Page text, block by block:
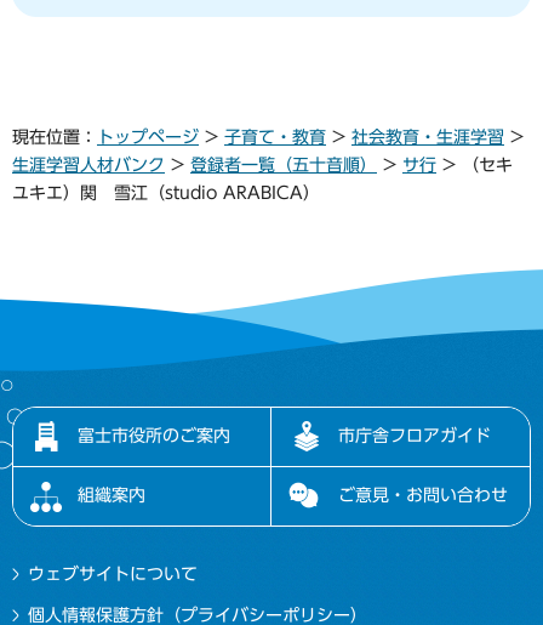
現在位置： トップページ > 子育て・教育 > 社会教育・生涯学習 >
生涯学習人材バンク > 登録者一覧（五十音順） > サ行 > （セキ
ユキエ）関 雪江（studio ARABICA）
富士市役所のご案内 市庁舎フロアガイド
組織案内 ご意見・お問い合わせ
ウェブサイトについて
個人情報保護方針（プライバシーポリシー）